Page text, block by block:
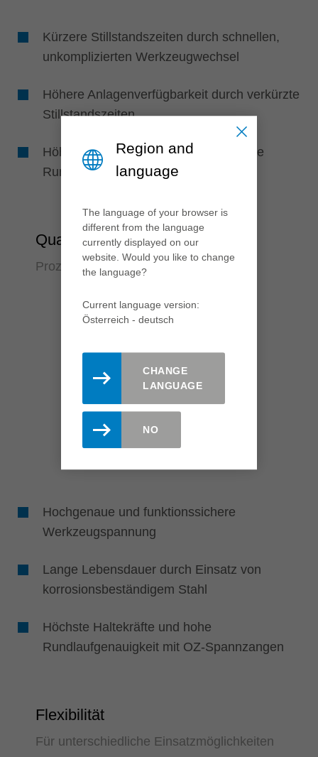
Kürzere Stillstandszeiten durch schnellen,
unkomplizierten Werkzeugwechsel
Höhere Anlagenverfügbarkeit durch verkürzte
Stillstandszeiten
Höhere Werkzeugstandzeit durch hohe
Rundlaufgenauigkeit
Qualität
Prozesssicherheit über viele Jahre
Hochgenaue und funktionssichere
Werkzeugspannung
Lange Lebensdauer durch Einsatz von
korrosionsbeständigem Stahl
Höchste Haltekräfte und hohe
Rundlaufgenauigkeit mit OZ-Spannzangen
Flexibilität
Für unterschiedliche Einsatzmöglichkeiten
Region and
language
The language of your browser is
different from the language
currently displayed on our
website. Would you like to change
the language?
Current language version:
Österreich - deutsch
CHANGE
LANGUAGE
NO